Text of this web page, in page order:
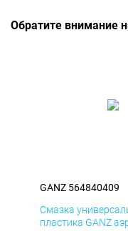
Обратите внимание
GANZ 564840409
Смазка
пластика GANZ